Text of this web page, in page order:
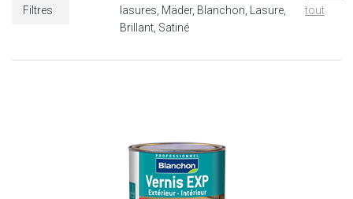
Filtres
lasures Mäder Blanchon
Lasure
Brillant Satiné
tout